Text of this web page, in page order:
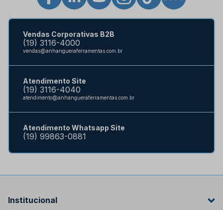
Vendas Corporativas B2B
(19) 3116-4000
vendas@anhangueraferramentas.com.br
Atendimento Site
(19) 3116-4040
atendimento@anhangueraferramentas.com.br
Atendimento Whatsapp Site
(19) 99863-0881
Institucional